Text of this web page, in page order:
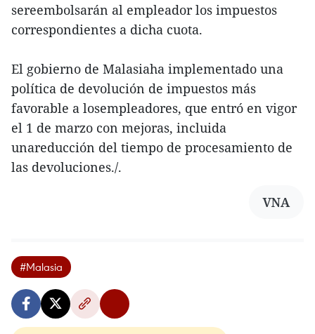
sereembolsarán al empleador los impuestos
correspondientes a dicha cuota.
El gobierno de Malasiaha implementado una
política de devolución de impuestos más
favorable a losempleadores, que entró en vigor
el 1 de marzo con mejoras, incluida
unareducción del tiempo de procesamiento de
las devoluciones./.
VNA
#Malasia